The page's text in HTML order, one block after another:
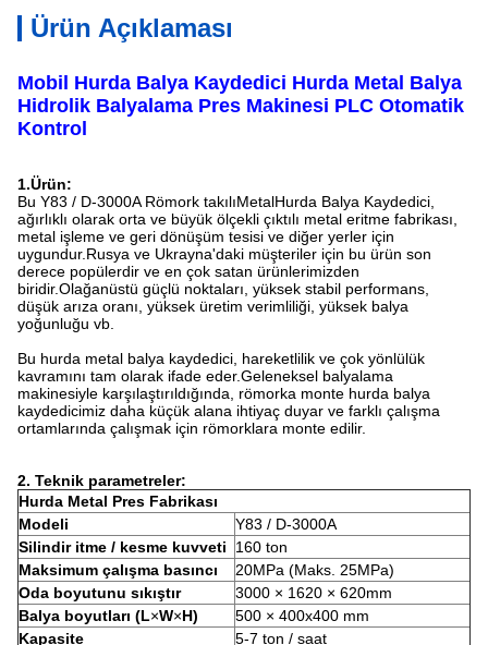
Ürün Açıklaması
Mobil Hurda Balya Kaydedici Hurda Metal Balya
Hidrolik Balyalama Pres Makinesi PLC Otomatik
Kontrol
1.Ürün:
Bu Y83 / D-3000A Römork takılıMetalHurda Balya Kaydedici,
ağırlıklı olarak orta ve büyük ölçekli çıktılı metal eritme fabrikası,
metal işleme ve geri dönüşüm tesisi ve diğer yerler için
uygundur.Rusya ve Ukrayna'daki müşteriler için bu ürün son
derece popülerdir ve en çok satan ürünlerimizden
biridir.Olağanüstü güçlü noktaları, yüksek stabil performans,
düşük arıza oranı, yüksek üretim verimliliği, yüksek balya
yoğunluğu vb.
Bu hurda metal balya kaydedici, hareketlilik ve çok yönlülük
kavramını tam olarak ifade eder.Geleneksel balyalama
makinesiyle karşılaştırıldığında, römorka monte hurda balya
kaydedicimiz daha küçük alana ihtiyaç duyar ve farklı çalışma
ortamlarında çalışmak için römorklara monte edilir.
2. Teknik parametreler:
Hurda Metal Pres Fabrikası
Modeli
Y83 / D-3000A
Silindir itme / kesme kuvveti
160 ton
Maksimum çalışma basıncı
20MPa (Maks. 25MPa)
Oda boyutunu sıkıştır
3000 × 1620 × 620mm
Balya boyutları (L×W×H)
500 × 400x400 mm
Kapasite
5-7 ton / saat